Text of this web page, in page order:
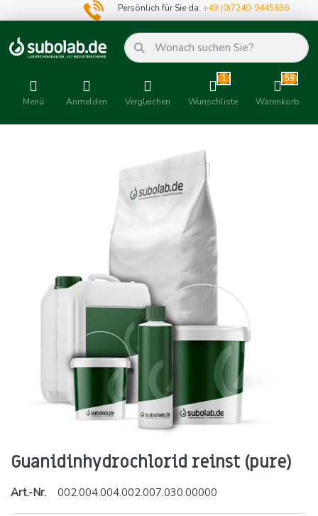
Persönlich für Sie da:+49 (0)7240-9445836
Menü Anmelden Vergleichen
1
Wunschliste
59
Warenkorb
Guanidinhydrochlorid reinst (pure)
Art.-Nr. 002.004.004.002.007.030.00000